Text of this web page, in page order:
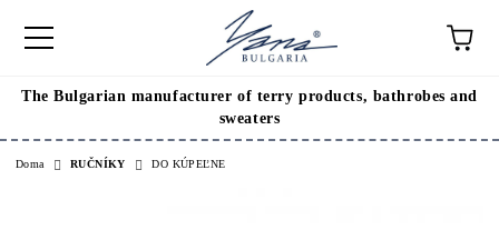
The Bulgarian manufacturer of terry products, bathrobes and
sweaters
Doma RUČNÍKY DO KÚPEĽNE